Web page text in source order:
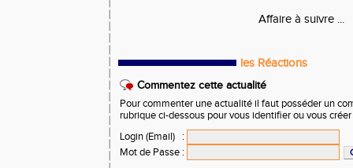
Affaire à suivre ...
les Réactions
Commentez cette actualité
Pour commenter une actualité il faut posséder un
rubrique ci-dessous pour vous identifier ou vous
Login (Email)
:
Mot de Passe :